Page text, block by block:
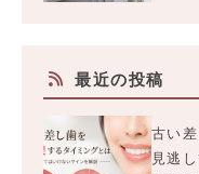
最近の投稿
古い
見逃